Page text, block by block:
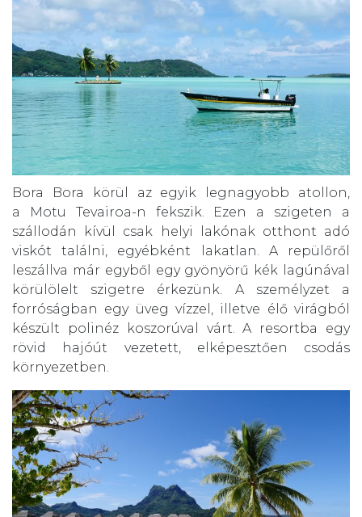
Bora Bora körül az egyik legnagyobb atollon,
a Motu Tevairoa-n fekszik. Ezen a szigeten a
szállodán kívül csak helyi lakónak otthont adó
viskót találni, egyébként lakatlan. A repülőről
leszállva már egyből egy gyönyörű kék lagúnával
körülölelt szigetre érkezünk. A személyzet a
forróságban egy üveg vízzel, illetve élő virágból
készült polinéz koszorúval várt. A resortba egy
rövid hajóút vezetett, elképesztően csodás
környezetben.